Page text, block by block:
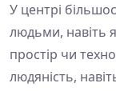
У центрі
людьми, навіть
простір чи
людяність,